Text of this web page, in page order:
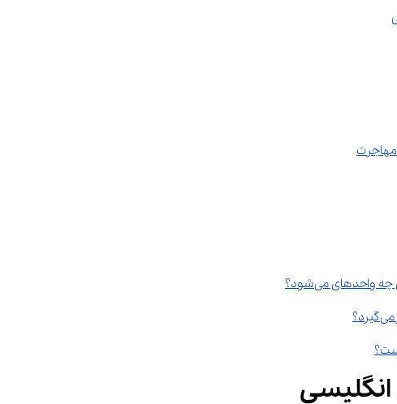
مهاجرت
می‌شود؟
انگلیسی